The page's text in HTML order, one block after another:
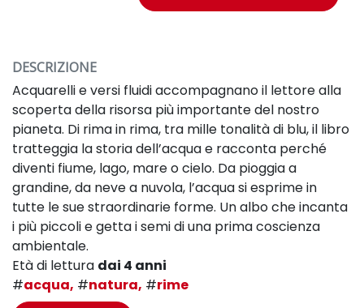
DESCRIZIONE
Acquarelli e versi fluidi accompagnano il lettore alla
scoperta della risorsa più importante del nostro
pianeta. Di rima in rima, tra mille tonalità di blu, il libro
tratteggia la storia dell’acqua e racconta perché
diventi fiume, lago, mare o cielo. Da pioggia a
grandine, da neve a nuvola, l’acqua si esprime in
tutte le sue straordinarie forme. Un albo che incanta
i più piccoli e getta i semi di una prima coscienza
ambientale.
Età di lettura dai 4 anni
#acqua, #natura, #rime